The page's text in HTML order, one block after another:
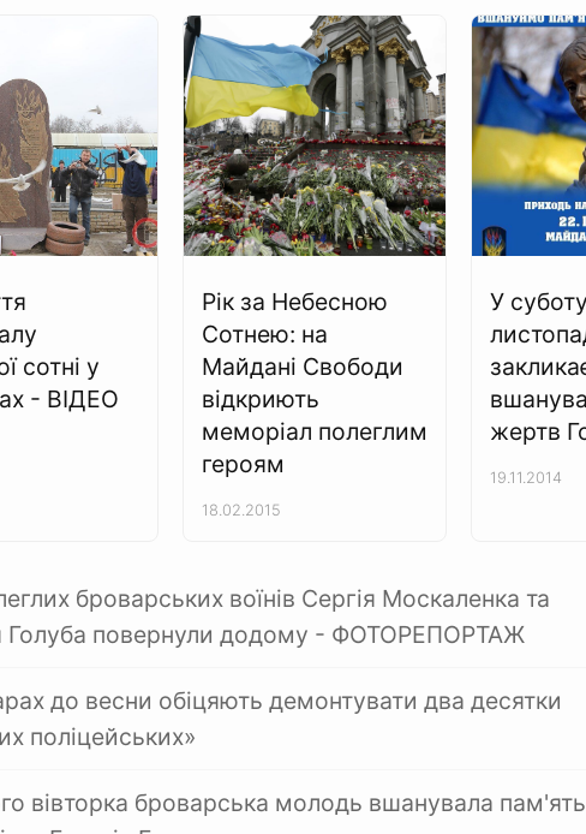
сотні у
- ВІДЕО
Рік за Небесною
Сотнею: на
Майдані Свободи
відкриють
меморіал полеглим
героям
18.02.2015
У
жертв
19.11.2014
броварських воїнів Сергія Москаленка та
Голуба повернули додому - ФОТОРЕПОРТАЖ
до весни обіцяють демонтувати два десятки
поліцейських»
вівторка броварська молодь вшанувала пам'ять